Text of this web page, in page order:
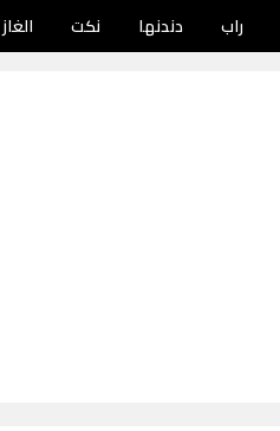
راب دندنها نكت الغاز